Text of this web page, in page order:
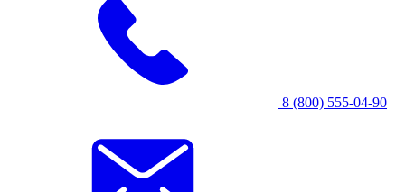
8 (800) 555-04-90